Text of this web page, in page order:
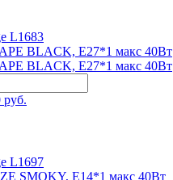
L1683
BLACK, E27*1 макс 40Вт
BLACK, E27*1 макс 40Вт
руб.
L1697
SMOKY, E14*1 макс 40Вт